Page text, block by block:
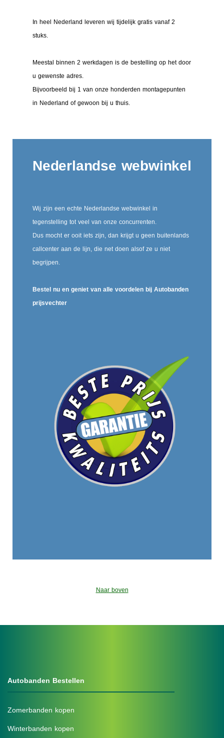
In heel Nederland leveren wij tijdelijk gratis vanaf 2
stuks.
Meestal binnen 2 werkdagen is de bestelling op het door
u gewenste adres.
Bijvoorbeeld bij 1 van onze honderden montagepunten
in Nederland of gewoon bij u thuis.
Nederlandse webwinkel
Wij zijn een echte Nederlandse webwinkel in
tegenstelling tot veel van onze concurrenten.
Dus mocht er ooit iets zijn, dan krijgt u geen buitenlands
callcenter aan de lijn, die net doen alsof ze u niet
begrijpen.
Bestel nu en geniet van alle voordelen bij Autobanden
prijsvechter
Naar boven
Autobanden Bestellen
Zomerbanden kopen
Winterbanden kopen